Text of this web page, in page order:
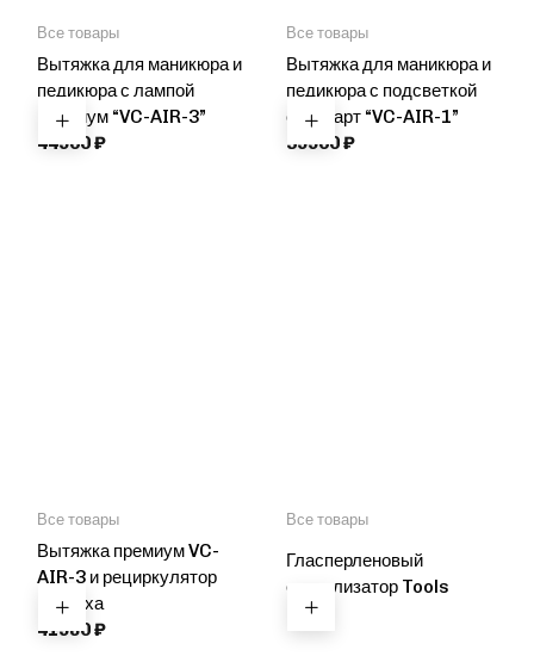
Все товары
Вытяжка для маникюра и
педикюра с лампой
премиум “VC-AIR-3”
44900₽
Все товары
Вытяжка для маникюра и
педикюра с подсветкой
стандарт “VC-AIR-1”
39900₽
Все товары
Вытяжка премиум VC-
AIR-3 и рециркулятор
воздуха
41980₽
Все товары
Гласперленовый
стерилизатор Tools
750